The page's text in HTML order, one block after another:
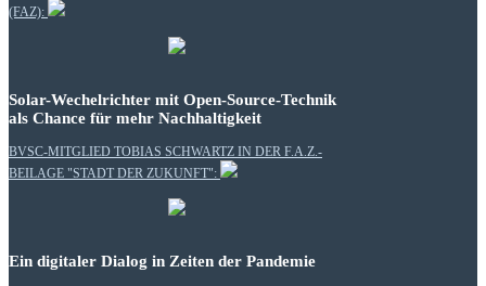
(FAZ):
Solar-Wechelrichter mit Open-Source-Technik
als Chance für mehr Nachhaltigkeit
BVSC-MITGLIED TOBIAS SCHWARTZ IN DER F.A.Z.-
BEILAGE "STADT DER ZUKUNFT":
Ein digitaler Dialog in Zeiten der Pandemie